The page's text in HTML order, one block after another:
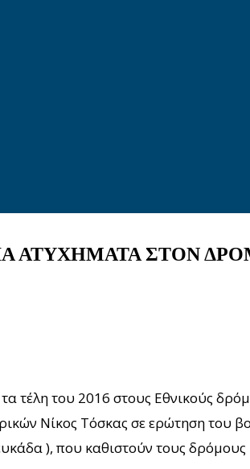
ΑΤΥΧΗΜΑΤΑ ΣΤΟΝ
τέλη του 2016 στους Εθνικούς
Νίκος Τόσκας σε ερώτηση του
), που καθιστούν τους δρόμους